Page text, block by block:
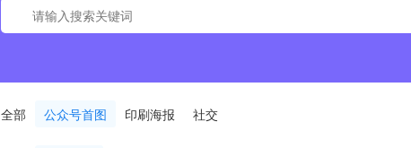
全部 公众号首图 印刷海报 社交